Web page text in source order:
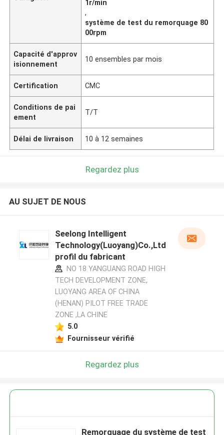
1r/min
,
système de test du remorquage 80
00rpm
Capacité d'approv
isionnement
10 ensembles par mois
Certification CMC
Conditions de pai
ement
T/T
Délai de livraison 10 à 12 semaines
Regardez plus
AU SUJET DE NOUS
Seelong Intelligent
Technology(Luoyang)Co.,Ltd
profil du fabricant
NO 18 YANGUANG ROAD HIGH
TECH DEVELOPMENT ZONE,
LUOYANG AREA OF CHINA
(HENAN) PILOT FREE TRADE
ZONE ,LA CHINE
5.0
Fournisseur vérifié
Regardez plus
Remorquage du système de test